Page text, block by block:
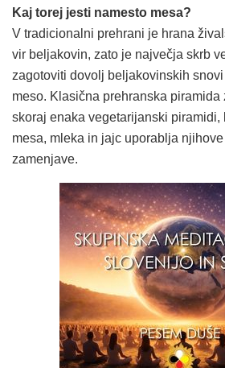
Kaj torej jesti namesto mesa?
V tradicionalni prehrani je hrana
vir beljakovin, zato je največja skrb
zagotoviti dovolj beljakovinskih
meso. Klasična prehranska
skoraj enaka vegetarijanski piramidi,
mesa, mleka in jajc uporablja
zamenjave.